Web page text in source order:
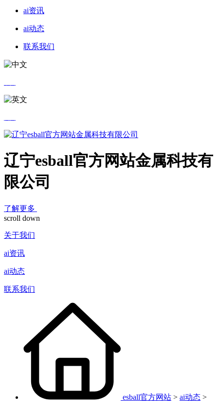
ai资讯
ai动态
联系我们
辽宁esball官方网站金属科技有
限公司
了解更多
scroll down
关于我们
ai资讯
ai动态
联系我们
esball官方网站 > ai动态 >